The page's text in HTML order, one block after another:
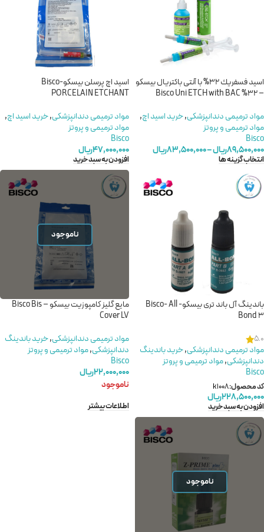
اسيد فسفريك 32% با آنتی باکتریال بیسکو
– 32% Bisco Uni ETCH with BAC
مواد ترمیمی دندانپزشکی,خرید اسید اچ,
مواد ترمیمی و پروتز
Bisco
۸۹,۵۰۰,۰۰۰ریال–۸۳,۵۰۰,۰۰۰ریال
انتخاب گزینه ها
اسید اچ پرسلن بیسکو-Bisco
PORCELAIN ETCHANT
مواد ترمیمی دندانپزشکی,خرید اسید اچ,
مواد ترمیمی و پروتز
Bisco
۴۷,۰۰۰,۰۰۰ریال
افزودن به سبد خرید
باندینگ آل باند تری بیسکو- Bisco- All
Bond 3
5.0
مواد ترمیمی دندانپزشکی,خرید باندینگ
دندانپزشکی,مواد ترمیمی و پروتز
Bisco
کد محصول:k1008
۲۲۸,۵۰۰,۰۰۰ریال
افزودن به سبد خرید
ناموجود
مایع گلیز کامپوزیت بیسکو – Bisco Bis
Cover LV
مواد ترمیمی دندانپزشکی,خرید باندینگ
دندانپزشکی,مواد ترمیمی و پروتز
Bisco
۲۲,۰۰۰,۰۰۰ریال
ناموجود
اطلاعات بیشتر
ناموجود